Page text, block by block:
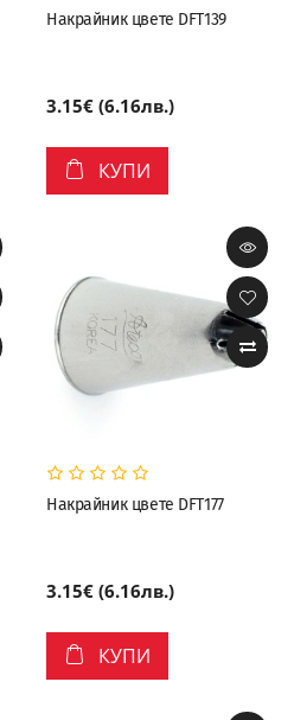
Накрайник цвете DFT139
3.15€ (6.16лв.)
КУПИ
Накрайник цвете DFT177
3.15€ (6.16лв.)
КУПИ